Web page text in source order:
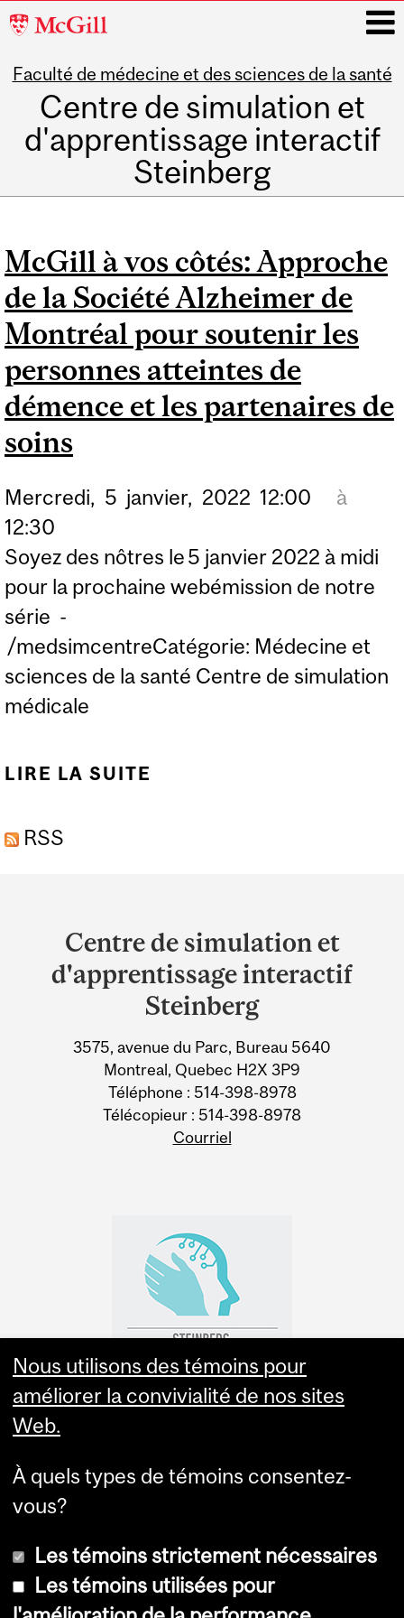
McGill
Faculté de médecine et des sciences de la santé
Centre de simulation et
d'apprentissage interactif
Steinberg
McGill à vos côtés: Approche
de la Société Alzheimer de
Montréal pour soutenir les
personnes atteintes de
démence et les partenaires de
soins
Mercredi, 5 janvier, 2022 12:00
à
12:30
Soyez des nôtres le 5 janvier 2022 à midi
pour la prochaine webémission de notre
série -
/medsimcentreCatégorie: Médecine et
sciences de la santé Centre de simulation
médicale
LIRE LA SUITE
PERSONNES ATTEINTES
DE DÉMENCE ET LES
PARTENAIRES DE SOINS
RSS
University
Information
Centre de simulation et
d'apprentissage interactif
Steinberg
3575, avenue du Parc, Bureau 5640
Montreal, Quebec H2X 3P9
Téléphone : 514-398-8978
Télécopieur : 514-398-8978
Courriel
Nous utilisons des témoins pour
améliorer la convivialité de nos sites
Web.
À quels types de témoins consentez-
vous?
Les témoins strictement nécessaires
Les témoins utilisées pour